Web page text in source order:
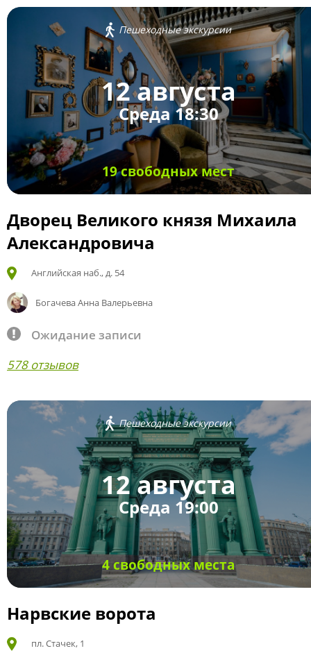
Пешеходные экскурсии
12 августа
Среда 18:30
19 свободных мест
Дворец Великого князя Михаила
Александровича
Английская наб., д. 54
Богачева Анна Валерьевна
Ожидание записи
578 отзывов
Пешеходные экскурсии
12 августа
Среда 19:00
4 свободных места
Нарвские ворота
пл. Стачек, 1